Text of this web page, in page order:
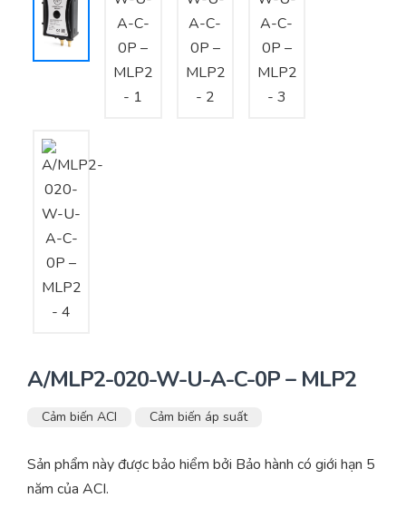
Thi công – Lắp đặt hệ thống HVAC
A/MLP2-020-W-U-A-C-0P – MLP2
Cảm biến ACI Cảm biến áp suất
Sản phẩm này được bảo hiểm bởi Bảo hành có giới hạn 5
năm của ACI.